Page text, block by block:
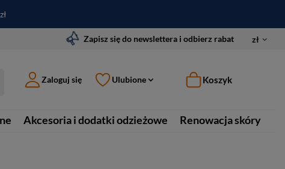
Zapisz się do newslettera i odbierz rabat zł
Zaloguj się Ulubione Koszyk
Akcesoria i dodatki odzieżowe
Renowacja skóry